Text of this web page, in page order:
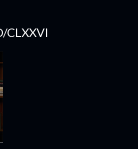
CLXXVI